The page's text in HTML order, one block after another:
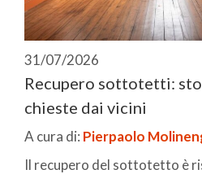
31/07/2026
Recupero sottotetti:
chieste dai vicini
A cura di: Pierpaolo
Il recupero del sottotetto è